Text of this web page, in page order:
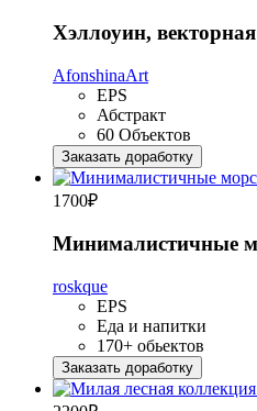
Хэллоуин,
AfonshinaArt
EPS
Абстракт
60 Объектов
Заказать доработку
1700₽
Минималистичные
roskque
EPS
Еда и напитки
170+ обьектов
Заказать доработку